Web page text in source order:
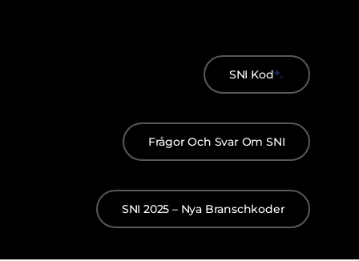
SNI Kod
Frågor Och Svar Om SNI
SNI 2025 – Nya Branschkoder